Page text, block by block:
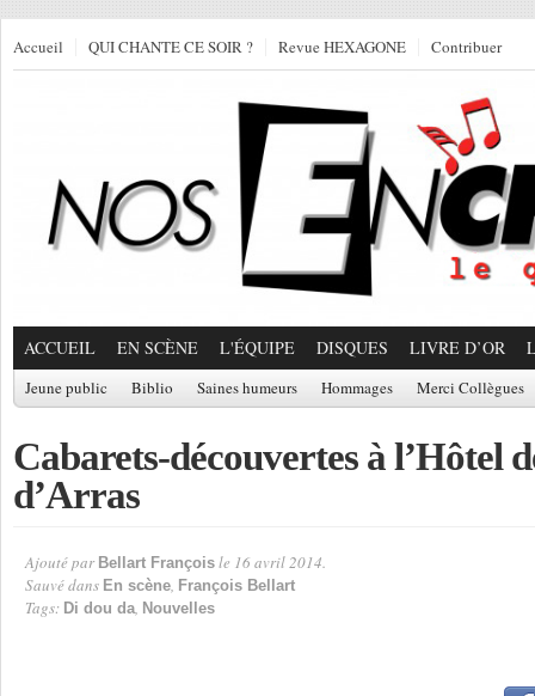
Accueil QUI CHANTE CE SOIR ? Revue HEXAGONE Contribuer
ACCUEIL EN SCÈNE L'ÉQUIPE DISQUES LIVRE D’OR
Jeune public Biblio Saines humeurs Hommages Merci Collègues
Cabarets-découvertes à l’Hôtel
d’Arras
Ajouté par Bellart François le 16 avril 2014.
Sauvé dans En scène, François Bellart
Tags: Di dou da, Nouvelles